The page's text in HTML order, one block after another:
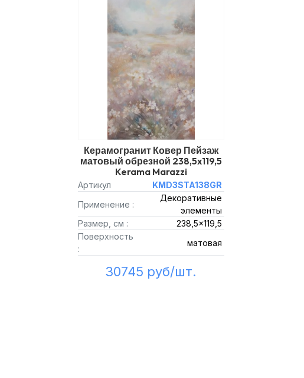
Керамогранит Ковер Пейзаж
матовый обрезной 238,5x119,5
Kerama Marazzi
Артикул
KMD3STA138GR
Применение :
Декоративные
элементы
Размер, см :
238,5x119,5
Поверхность
:
матовая
30745 руб/шт.